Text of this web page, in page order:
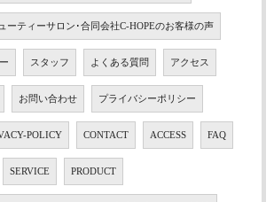
ーティーサロン･合同会社C-HOPEのお客様の声
スタッフ よくある質問 アクセス
お問い合わせ プライバシーポリシー
POLICY CONTACT ACCESS FAQ
SERVICE PRODUCT